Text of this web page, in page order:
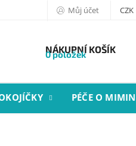
Můj účet CZK
NÁKUPNÍ KOŠÍK
0 položek
PÉČE O